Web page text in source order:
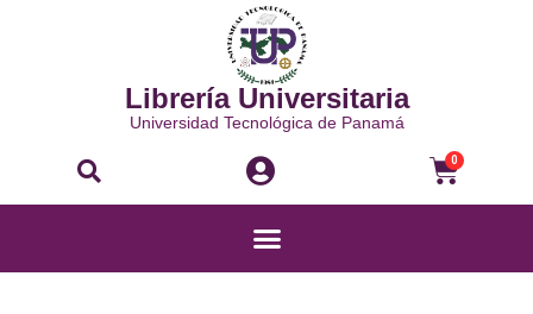
Librería Universitaria
Universidad Tecnológica de Panamá
Buscar 0
Menú